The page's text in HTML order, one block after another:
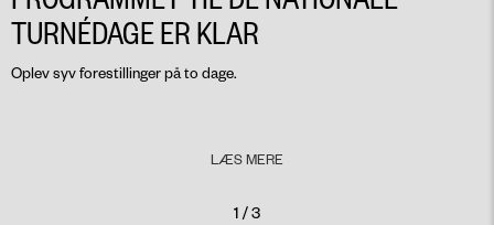
TURNÉDAGE ER KLAR
Oplev syv forestillinger på to dage.
LÆS MERE
1 / 3